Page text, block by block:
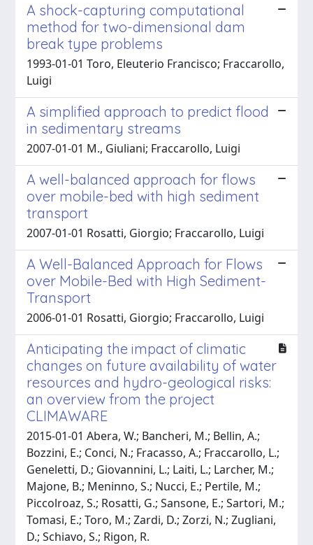
A shock-capturing computational
method for two-dimensional dam
break type problems
1993-01-01 Toro, Eleuterio Francisco; Fraccarollo,
Luigi
A simplified approach to predict flood
in sedimentary streams
2007-01-01 M., Giuliani; Fraccarollo, Luigi
A well-balanced approach for flows
over mobile-bed with high sediment
transport
2007-01-01 Rosatti, Giorgio; Fraccarollo, Luigi
A Well-Balanced Approach for Flows
over Mobile-Bed with High Sediment-
Transport
2006-01-01 Rosatti, Giorgio; Fraccarollo, Luigi
Anticipating the impact of climatic
changes on future availability of water
resources and hydro-geological risks:
an overview from the project
CLIMAWARE
2015-01-01 Abera, W.; Bancheri, M.; Bellin, A.;
Bozzini, E.; Conci, N.; Fracasso, A.; Fraccarollo, L.;
Geneletti, D.; Giovannini, L.; Laiti, L.; Larcher, M.;
Majone, B.; Meninno, S.; Nucci, E.; Pertile, M.;
Piccolroaz, S.; Rosatti, G.; Sansone, E.; Sartori, M.;
Tomasi, E.; Toro, M.; Zardi, D.; Zorzi, N.; Zugliani,
D.; Schiavo, S.; Rigon, R.